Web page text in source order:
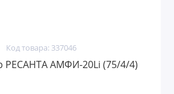
Код товара: 337046
РЕСАНТА АМФИ-20Li (75/4/4)